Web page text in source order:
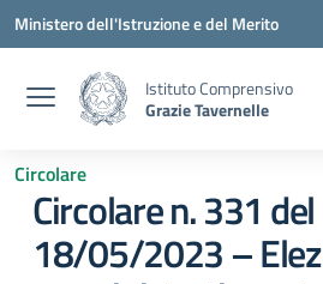
Vai ai contenuti
Vai al menu di navigazione
Vai al footer
Ministero dell'Istruzione e del Merito
Istituto Comprensivo
Grazie Tavernelle
Circolare
Circolare n. 331 del
18/05/2023 –